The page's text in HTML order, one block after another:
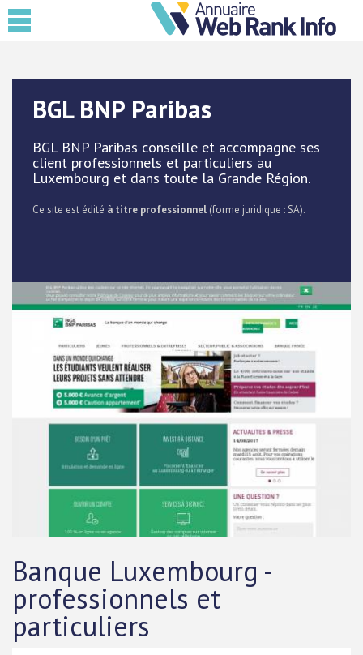
BGL BNP Paribas
BGL BNP Paribas conseille et accompagne ses
client professionnels et particuliers au
Luxembourg et dans toute la Grande Région.
Ce site est édité à titre professionnel (forme juridique : SA).
Banque Luxembourg -
professionnels et
particuliers